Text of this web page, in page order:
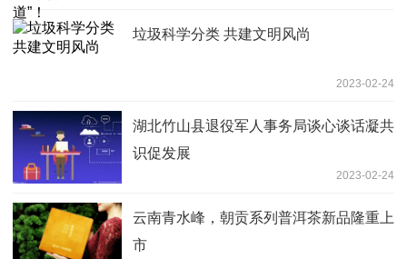
垃圾科学分类 共建文明风尚
2023-02-24
湖北竹山县退役军人事务局谈心谈话凝共
识促发展
2023-02-24
云南青水峰，朝贡系列普洱茶新品隆重上
市